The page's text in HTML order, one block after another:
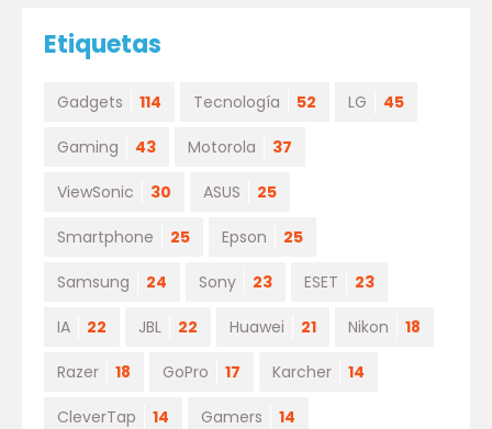
Etiquetas
Gadgets 114 Tecnología 52 LG 45
Gaming 43 Motorola 37
ViewSonic 30 ASUS 25
Smartphone 25 Epson 25
Samsung 24 Sony 23 ESET 23
IA 22 JBL 22 Huawei 21 Nikon 18
Razer 18 GoPro 17 Karcher 14
CleverTap 14 Gamers 14